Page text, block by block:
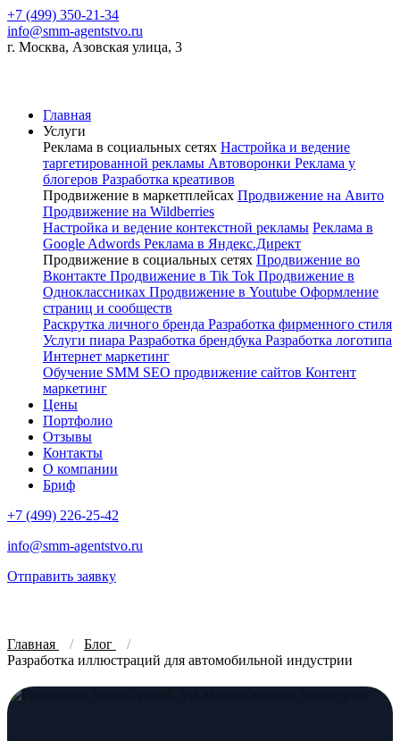
+7 (499) 350-21-34
info@smm-agentstvo.ru
г. Москва, Азовская улица, 3
Главная
Услуги
Реклама в социальных сетях Настройка и ведение
таргетированной рекламы Автоворонки Реклама у
блогеров Разработка креативов
Продвижение в маркетплейсах Продвижение на Авито
Продвижение на Wildberries
Настройка и ведение контекстной рекламы Реклама в
Google Adwords Реклама в Яндекс.Директ
Продвижение в социальных сетях Продвижение во
Вконтакте Продвижение в Tik Tok Продвижение в
Одноклассниках Продвижение в Youtube Оформление
страниц и сообществ
Раскрутка личного бренда Разработка фирменного стиля
Услуги пиара Разработка брендбука Разработка логотипа
Интернет маркетинг
Обучение SMM SEO продвижение сайтов Контент
маркетинг
Цены
Портфолио
Отзывы
Контакты
О компании
Бриф
+7 (499) 226-25-42
info@smm-agentstvo.ru
Отправить заявку
Главная
Блог
Разработка иллюстраций для автомобильной индустрии